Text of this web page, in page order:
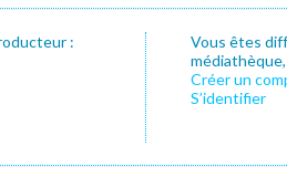
:
Vous êtes
Créer un
S’identifier